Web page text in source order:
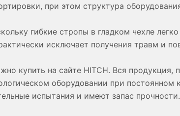
при этом структура
гибкие стропы в гладком чехле
исключает получения травм и
купить на сайте HITCH. Вся продукция,
оборудовании при постоянном
испытания и имеют запас прочности.